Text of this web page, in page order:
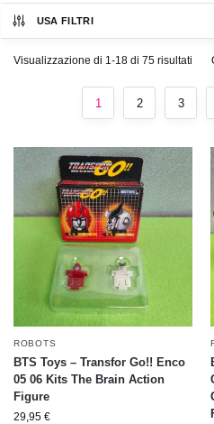
USA FILTRI
Visualizzazione di 1-18 di 75 risultati
1 2 3
ROBOTS
BTS Toys – Transfor Go!! Enco
05 06 Kits The Brain Action
Figure
29,95 €